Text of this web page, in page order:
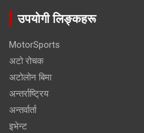
उपयोगी लिङ्कहरू
MotorSports
अटो रोचक
अटोलोन बिमा
अन्तर्राष्ट्रिय
अन्तर्वार्ता
इभेन्ट